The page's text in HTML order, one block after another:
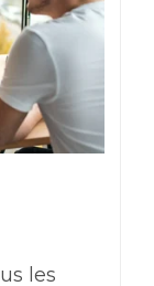
les